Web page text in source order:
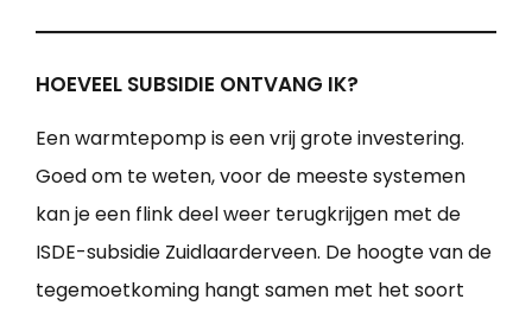
HOEVEEL SUBSIDIE ONTVANG IK?
Een warmtepomp is een vrij grote investering.
Goed om te weten, voor de meeste systemen
kan je een flink deel weer terugkrijgen met de
ISDE-subsidie Zuidlaarderveen. De hoogte van de
tegemoetkoming hangt samen met het soort